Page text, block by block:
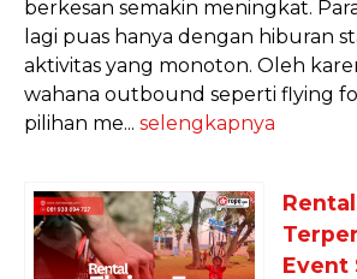
berkesan semakin meningkat.
lagi puas hanya dengan hiburan
aktivitas yang monoton. Oleh
wahana outbound seperti flying
pilihan me... selengkapnya
Event